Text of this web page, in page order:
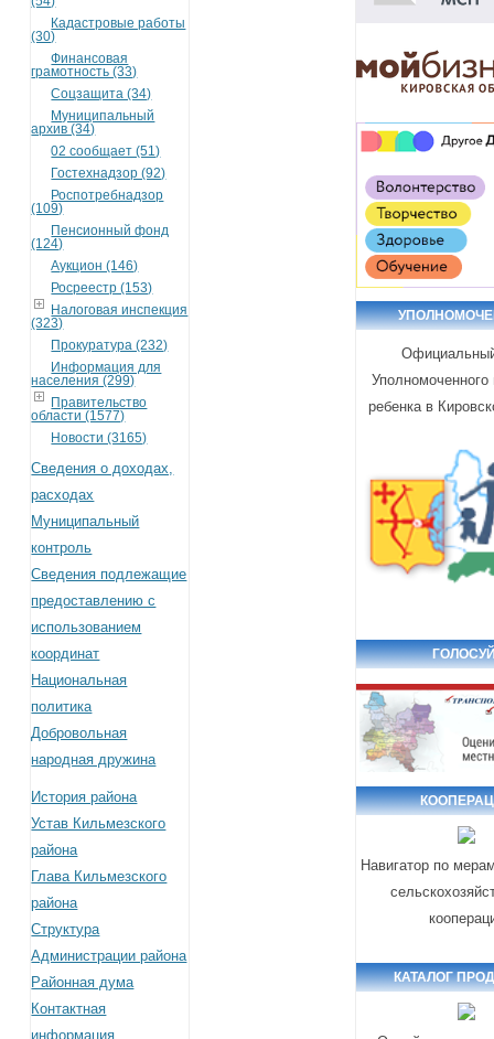
Кадастровые работы
(30)
Финансовая
грамотность (33)
Соцзащита (34)
Муниципальный
архив (34)
02 сообщает (51)
Гостехнадзор (92)
Роспотребнадзор
(109)
Пенсионный фонд
(124)
Аукцион (146)
Росреестр (153)
Налоговая инспекция
(323)
Прокуратура (232)
Информация для
населения (299)
Правительство
области (1577)
Новости (3165)
Сведения о доходах,
расходах
Муниципальный
контроль
Сведения подлежащие
предоставлению с
использованием
координат
Национальная
политика
Добровольная
народная дружина
История района
Устав Кильмезского
района
Глава Кильмезского
района
Структура
Администрации района
Районная дума
Контактная
информация
ребенка в
Навигатор по
КАТАЛОГ